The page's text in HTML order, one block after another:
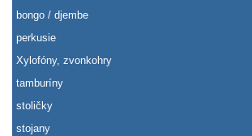
bongo / djembe
perkusie
Xylofóny, zvonkohry
tamburíny
stoličky
stojany